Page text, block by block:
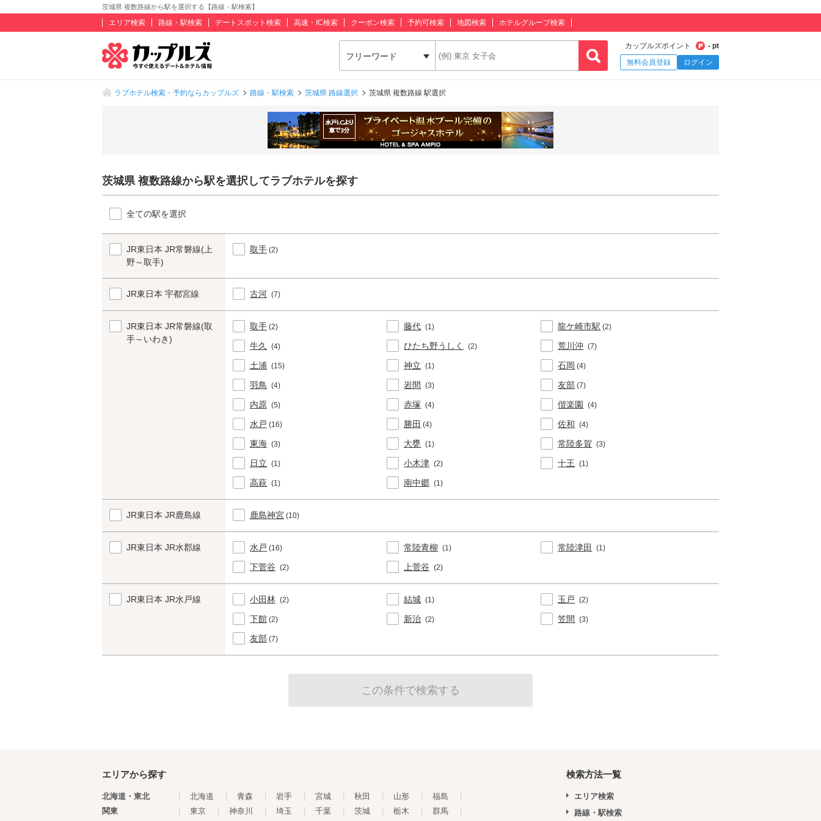
茨城県 複数路線から駅を選択する【路線・駅検索】
エリア検索 路線・駅検索 デートスポット検索 高速・IC検索 クーポン検索 予約可検索 地図検索 ホテルグループ検索
フリーワード
カップルズポイント
- pt
無料会員登録
ログイン
ラブホテル検索・予約ならカップルズ 路線・駅検索 茨城県 路線選択 茨城県 複数路線 駅選択
茨城県 複数路線から駅を選択してラブホテルを探す
全ての駅を選択
JR東日本 JR常磐線(上
野～取手)
取手 (2)
JR東日本 宇都宮線 古河 (7)
JR東日本 JR常磐線(取
手～いわき)
取手 (2) 藤代 (1) 龍ケ崎市駅 (2)
牛久 (4) ひたち野うしく (2) 荒川沖 (7)
土浦 (15) 神立 (1) 石岡 (4)
羽鳥 (4) 岩間 (3) 友部 (7)
内原 (5) 赤塚 (4) 偕楽園 (4)
水戸 (16) 勝田 (4) 佐和 (4)
東海 (3) 大甕 (1) 常陸多賀 (3)
日立 (1) 小木津 (2) 十王 (1)
高萩 (1) 南中郷 (1)
JR東日本 JR鹿島線 鹿島神宮 (10)
JR東日本 JR水郡線 水戸 (16) 常陸青柳 (1) 常陸津田 (1)
下菅谷 (2) 上菅谷 (2)
JR東日本 JR水戸線 小田林 (2) 結城 (1) 玉戸 (2)
下館 (2) 新治 (2) 笠間 (3)
友部 (7)
エリアから探す
北海道・東北 北海道 青森 岩手 宮城 秋田 山形 福島
関東
東京 神奈川 埼玉 千葉 茨城 栃木 群馬
検索方法一覧
エリア検索
路線・駅検索